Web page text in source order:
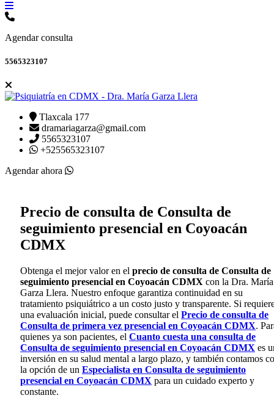
Agendar consulta
5565323107
Tlaxcala 177
dramariagarza@gmail.com
5565323107
+525565323107
Agendar ahora
Precio de consulta de Consulta de
seguimiento presencial en Coyoacán
CDMX
Obtenga el mejor valor en el precio de consulta de Consulta de
seguimiento presencial en Coyoacán CDMX con la Dra. María
Garza Llera. Nuestro enfoque garantiza continuidad en su
tratamiento psiquiátrico a un costo justo y transparente. Si
una evaluación inicial, puede consultar el Precio de consulta de
Consulta de primera vez presencial en Coyoacán CDMX.
quienes ya son pacientes, el Cuanto cuesta una consulta de
Consulta de seguimiento presencial en Coyoacán CDMX es
inversión en su salud mental a largo plazo, y también contamos
la opción de un Especialista en Consulta de seguimiento
presencial en Coyoacán CDMX para un cuidado experto y
constante.